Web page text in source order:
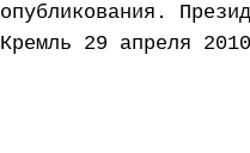
опубликования.
Кремль 29 апреля